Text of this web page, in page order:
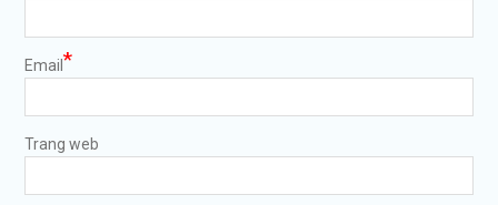
Email *
Trang web
https://tuvanltl.com/van-